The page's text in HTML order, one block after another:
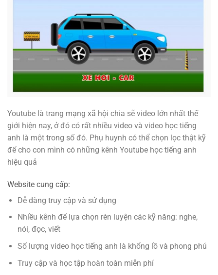
Youtube là trang mạng xã hội chia sẽ video lớn nhất thế
giới hiện nay, ở đó có rất nhiều video và video học tiếng
anh là một trong số đó. Phụ huynh có thể chọn lọc thật kỹ
để cho con mình có những kênh Youtube học tiếng anh
hiệu quả
Website cung cấp:
Dễ dàng truy cập và sử dụng
Nhiều kênh để lựa chọn rèn luyện các kỹ năng: nghe,
nói, đọc, viết
Số lượng video học tiếng anh là khổng lồ và phong phú
Truy cập và học tập hoàn toàn miễn phí